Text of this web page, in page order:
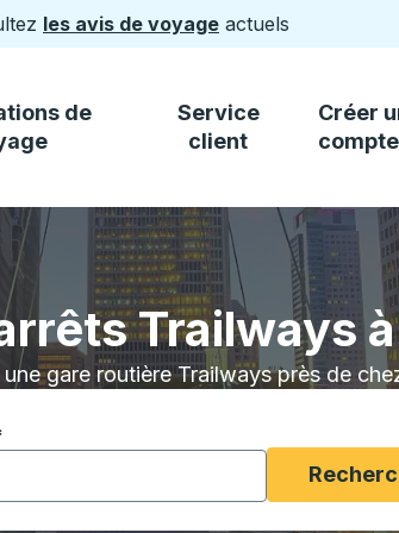
les avis de voyage actuels
de
Service
client
Créer
compte
Trailways
gare routière Trailways près de
ville pour ouvrir les options de